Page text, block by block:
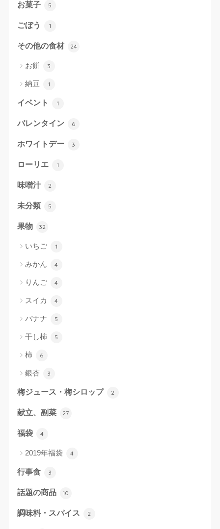
お菓子 5
ごぼう 1
その他の食材 24
お餅 3
納豆 1
イベント 1
バレンタイン 6
ホワイトデー 3
ローリエ 1
味噌汁 2
未分類 5
果物 32
いちご 1
みかん 4
りんご 4
スイカ 4
バナナ 5
干し柿 5
柿 6
銀杏 3
梅ジュース・梅シロップ 2
献立、副菜 27
福袋 4
2019年福袋 4
行事食 3
話題の商品 10
調味料・スパイス 2